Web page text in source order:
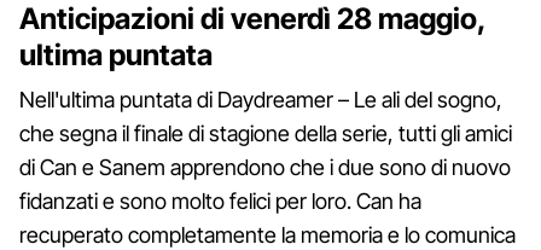
Anticipazioni di venerdì 28 maggio,
ultima puntata
Nell'ultima puntata di Daydreamer – Le ali del sogno,
che segna il finale di stagione della serie, tutti gli amici
di Can e Sanem apprendono che i due sono di nuovo
fidanzati e sono molto felici per loro. Can ha
recuperato completamente la memoria e lo comunica